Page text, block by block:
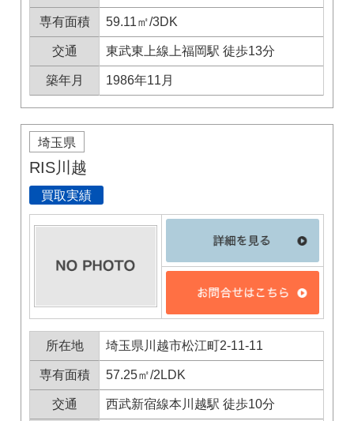
専有面積 59.11㎡/3DK
交通 東武東上線上福岡駅 徒歩13分
築年月 1986年11月
埼玉県
RIS川越
買取実績
所在地 埼玉県川越市松江町2-11-11
専有面積 57.25㎡/2LDK
交通 西武新宿線本川越駅 徒歩10分